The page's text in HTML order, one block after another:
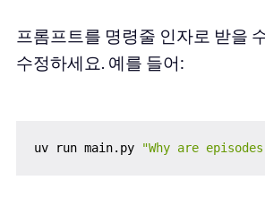
프롬프트를 명령줄 인자로 받을
수정하세요. 예를 들어:
uv run main.py "Why are